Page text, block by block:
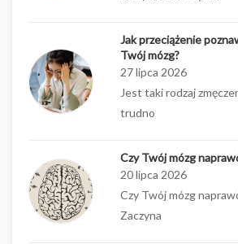
Jak przeciążenie
Twój mózg?
27 lipca 2026
Jest taki rodzaj
trudno
Czy Twój mózg
20 lipca 2026
Czy Twój mózg
Zaczyna